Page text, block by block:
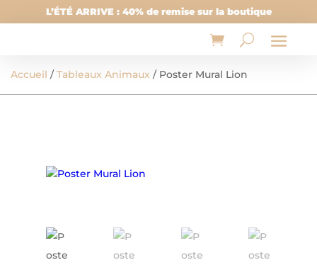
L’ÉTÉ ARRIVE : 40% de remise sur la boutique
Accueil /Tableaux Animaux / Poster Mural Lion